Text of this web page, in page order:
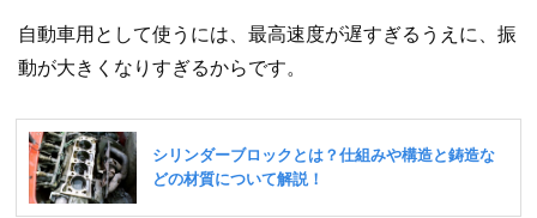
自動車用として使うには、最高速度が遅すぎるうえに、振
動が大きくなりすぎるからです。